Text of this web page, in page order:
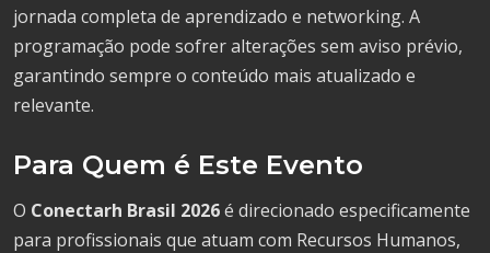
jornada completa de aprendizado e networking. A
programação pode sofrer alterações sem aviso prévio,
garantindo sempre o conteúdo mais atualizado e
relevante.
Para Quem é Este Evento
O Conectarh Brasil 2026é direcionado especificamente
para profissionais que atuam com Recursos Humanos,